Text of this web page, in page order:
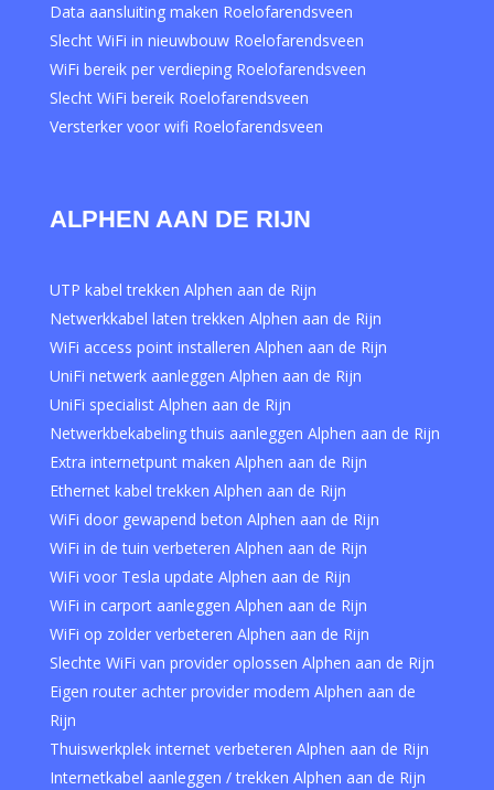
Data aansluiting maken Roelofarendsveen
Slecht WiFi in nieuwbouw Roelofarendsveen
WiFi bereik per verdieping Roelofarendsveen
Slecht WiFi bereik Roelofarendsveen
Versterker voor wifi Roelofarendsveen
ALPHEN AAN DE RIJN
UTP kabel trekken Alphen aan de Rijn
Netwerkkabel laten trekken Alphen aan de Rijn
WiFi access point installeren Alphen aan de Rijn
UniFi netwerk aanleggen Alphen aan de Rijn
UniFi specialist Alphen aan de Rijn
Netwerkbekabeling thuis aanleggen Alphen aan de Rijn
Extra internetpunt maken Alphen aan de Rijn
Ethernet kabel trekken Alphen aan de Rijn
WiFi door gewapend beton Alphen aan de Rijn
WiFi in de tuin verbeteren Alphen aan de Rijn
WiFi voor Tesla update Alphen aan de Rijn
WiFi in carport aanleggen Alphen aan de Rijn
WiFi op zolder verbeteren Alphen aan de Rijn
Slechte WiFi van provider oplossen Alphen aan de Rijn
Eigen router achter provider modem Alphen aan de
Rijn
Thuiswerkplek internet verbeteren Alphen aan de Rijn
Internetkabel aanleggen / trekken Alphen aan de Rijn